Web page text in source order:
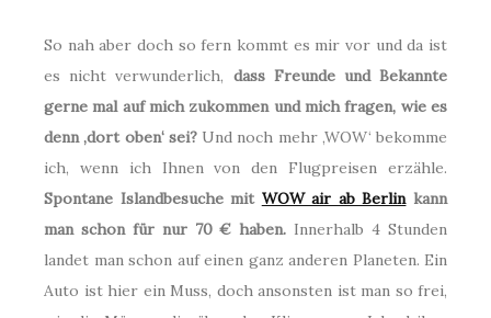
So nah aber doch so fern kommt es mir vor und da ist
es nicht verwunderlich, dass Freunde und Bekannte
gerne mal auf mich zukommen und mich fragen, wie es
denn ‚dort oben‘ sei?Und noch mehr ‚WOW‘ bekomme
ich, wenn ich Ihnen von den Flugpreisen erzähle.
Spontane Islandbesuche mit WOW air ab Berlinkann
man schon für nur 70 € haben. Innerhalb 4 Stunden
landet man schon auf einen ganz anderen Planeten. Ein
Auto ist hier ein Muss, doch ansonsten ist man so frei,